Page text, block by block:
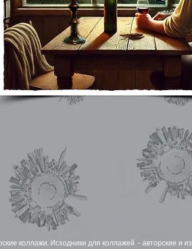
коллажи. Исходники для коллажей - авторские и из